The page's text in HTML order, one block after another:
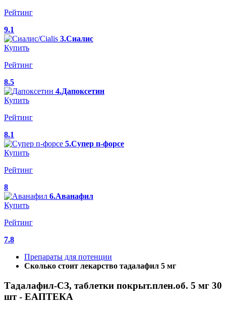
Рейтинг
9.1
3.Сиалис
Купить
Рейтинг
8.5
4.Дапоксетин
Купить
Рейтинг
8.1
5.Супер п-форсе
Купить
Рейтинг
8
6.Аванафил
Купить
Рейтинг
7.8
Препараты для потенции
Сколько стоит лекарство тадалафил 5 мг
Тадалафил-СЗ, таблетки покрыт.плен.об. 5 мг 30
шт - ЕАПТЕКА